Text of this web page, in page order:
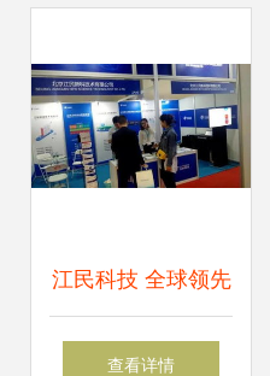
江民科技 全球领先
的信息安全设备与
查看详情